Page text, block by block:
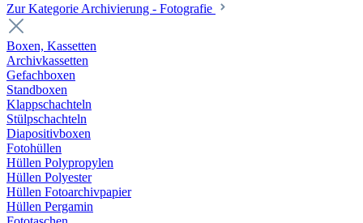
Zur Kategorie Archivierung - Fotografie
Boxen, Kassetten
Archivkassetten
Gefachboxen
Standboxen
Klappschachteln
Stülpschachteln
Diapositivboxen
Fotohüllen
Hüllen Polypropylen
Hüllen Polyester
Hüllen Fotoarchivpapier
Hüllen Pergamin